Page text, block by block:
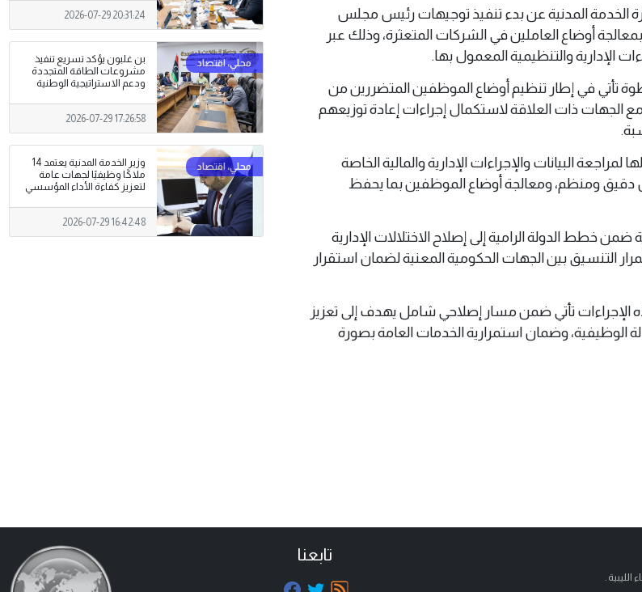
) - أعلنت وزارة الخدمة المدنية عن بدء تنفيذ توجيهات رئيس مجلس
أوضاع العاملين في الشركات المتعثرة، وذلك عبر
الإدارية والتنظيمية المعمول بها.
تأتي في إطار تنظيم أوضاع الموظفين المتضررين من
ذات العلاقة لاستكمال إجراءات إعادة توزيعهم
البيانات والإجراءات الإدارية والمالية الخاصة
دقيق ومنظم، ومعالجة أوضاع الموظفين بما يحفظ
خطط الدولة الرامية إلى إصلاح الاختلالات الإدارية
التنسيق بين الجهات الحكومية المعنية لضمان استقرار
الإجراءات تأتي ضمن مسار إصلاحي شامل يهدف إلى تعزيز
الوظيفية، وضمان استمرارية الخدمات العامة بصورة
2026-07-29 20:31:24
بن غلبون يؤكد تسريع تنفيذ
مشروعات الطاقة المتجددة
ودعم الاستراتيجية الوطنية
2026-07-29 17:26:58
وزير الخدمة المدنية يعتمد 14
ملاكًا وظيفيًا لجهات عامة
لتعزيز كفاءة الأداء المؤسسي
2026-07-29 16:42:48
الليبية .
تابعنا